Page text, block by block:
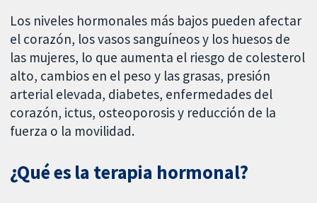
Los niveles hormonales más bajos pueden afectar
el corazón, los vasos sanguíneos y los huesos de
las mujeres, lo que aumenta el riesgo de colesterol
alto, cambios en el peso y las grasas, presión
arterial elevada, diabetes, enfermedades del
corazón, ictus, osteoporosis y reducción de la
fuerza o la movilidad.
¿Qué es la terapia hormonal?